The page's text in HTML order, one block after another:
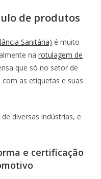
de produtos
Sanitária) é muito
narotulagem de
que só no setor de
as etiquetas e suas
diversas indústrias, e
e certificação